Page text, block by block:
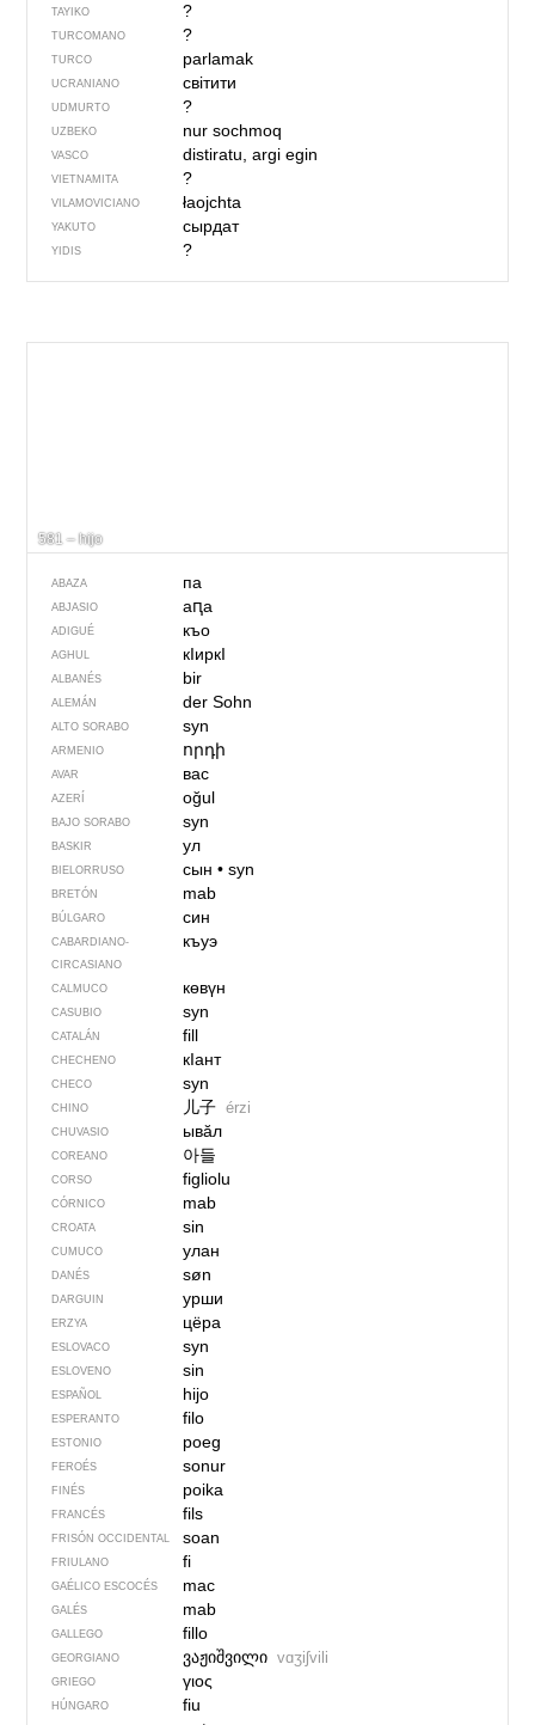
TAYIKO ?
TURCOMANO ?
TURCO parlamak
UCRANIANO світити
UDMURTO ?
UZBEKO nur sochmoq
VASCO distiratu, argi egin
VIETNAMITA ?
VILAMOVICIANO łaojchta
YAKUTO сырдат
YIDIS ?
581 – hijo
ABAZA па
ABJASIO аԥа
ADIGUÉ къо
AGHUL кIиркI
ALBANÉS bir
ALEMÁN der Sohn
ALTO SORABO syn
ARMENIO որդի
AVAR вас
AZERÍ oğul
BAJO SORABO syn
BASKIR ул
BIELORRUSO сын• syn
BRETÓN mab
BÚLGARO син
CABARDIANO-
CIRCASIANO
къуэ
CALMUCO көвүн
CASUBIO syn
CATALÁN fill
CHECHENO кIант
CHECO syn
CHINO 儿子 érzi
CHUVASIO ывӑл
COREANO 아들
CORSO figliolu
CÓRNICO mab
CROATA sin
CUMUCO улан
DANÉS søn
DARGUIN урши
ERZYA цёра
ESLOVACO syn
ESLOVENO sin
ESPAÑOL hijo
ESPERANTO filo
ESTONIO poeg
FEROÉS sonur
FINÉS poika
FRANCÉS fils
FRISÓN OCCIDENTAL soan
FRIULANO fi
GAÉLICO ESCOCÉS mac
GALÉS mab
GALLEGO fillo
GEORGIANO ვაჟიშვილი vɑʒiʃvili
GRIEGO γιος
HÚNGARO fiu